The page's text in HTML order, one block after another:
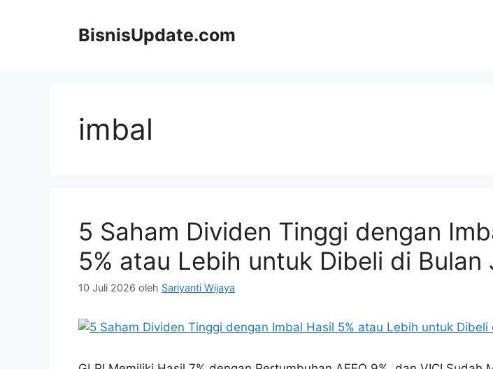
BisnisUpdate.com
imbal
5 Saham Dividen Tinggi dengan
5% atau Lebih untuk Dibeli di Bulan
10 Juli 2026 oleh Sariyanti Wijaya